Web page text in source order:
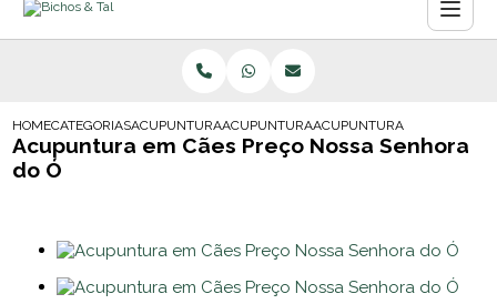
HOMECATEGORIASACUPUNTURA ANIMALACUPUNTURA PARA GATOS
ACUPUNTURA EM CAES
Acupuntura em Cães Preço Nossa Senhora
do Ó